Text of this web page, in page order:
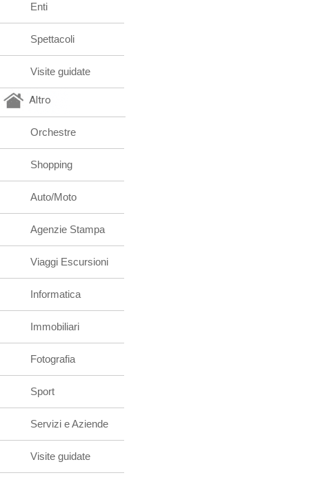
Enti
Spettacoli
Visite guidate
Altro
Orchestre
Shopping
Auto/Moto
Agenzie Stampa
Viaggi Escursioni
Informatica
Immobiliari
Fotografia
Sport
Servizi e Aziende
Visite guidate